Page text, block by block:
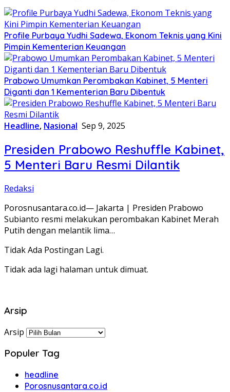
Profile Purbaya Yudhi Sadewa, Ekonom Teknis yang Kini
Pimpin Kementerian Keuangan
Prabowo Umumkan Perombakan Kabinet, 5 Menteri
Diganti dan 1 Kementerian Baru Dibentuk
Headline, Nasional Sep 9, 2025
Presiden Prabowo Reshuffle Kabinet,
5 Menteri Baru Resmi Dilantik
Redaksi
Porosnusantara.co.id— Jakarta | Presiden Prabowo
Subianto resmi melakukan perombakan Kabinet Merah
Putih dengan melantik lima…
Tidak Ada Postingan Lagi.
Tidak ada lagi halaman untuk dimuat.
Arsip
Arsip
Populer Tag
headline
Porosnusantara.co.id